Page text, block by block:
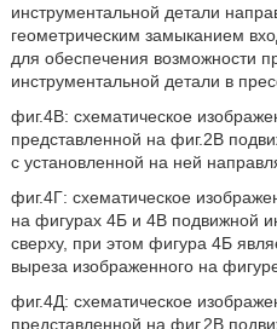
инструментальной детали
геометрическим замыканием
для обеспечения возможности
инструментальной детали в
фиг.4В: схематическое
представленной на фиг.2В
с установленной на ней
фиг.4Г: схематическое
на фигурах 4Б и 4В подвижной
сверху, при этом фигура 4Б
выреза изображенного на
фиг.4Д: схематическое
представленной на фиг.2В